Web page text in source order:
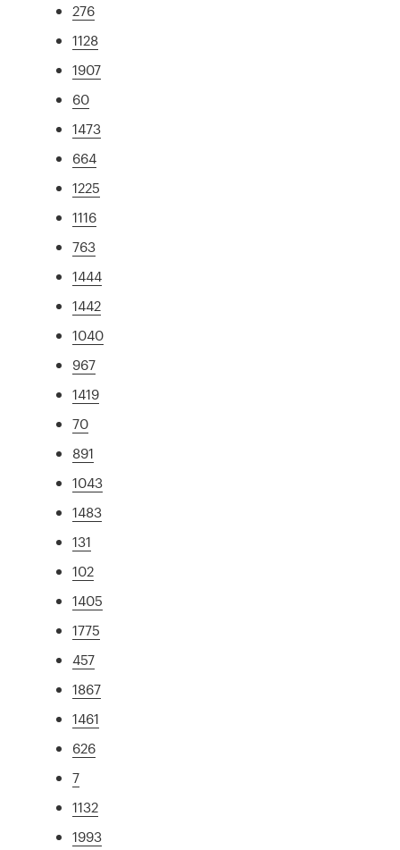
276
1128
1907
60
1473
664
1225
1116
763
1444
1442
1040
967
1419
70
891
1043
1483
131
102
1405
1775
457
1867
1461
626
7
1132
1993